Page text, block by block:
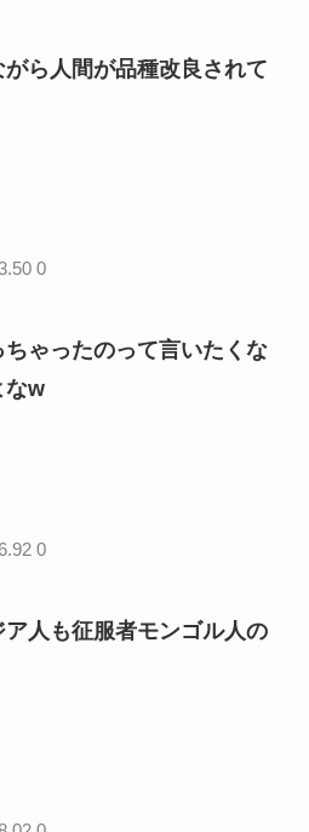
ら人間が品種改良されて
0
ゃったのって言いたくな
なw
0
人も征服者モンゴル人の